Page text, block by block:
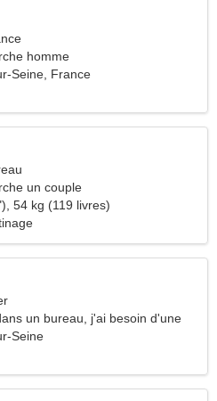
homme
Seine, France
un couple
54 kg (119 livres)
un bureau, j'ai besoin d'une
Seine